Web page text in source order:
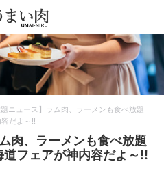
題ニュース】ラム肉、ラーメンも食べ放題
だよ～!!
肉、ラーメンも食べ放題
フェアが神内容だよ～!!